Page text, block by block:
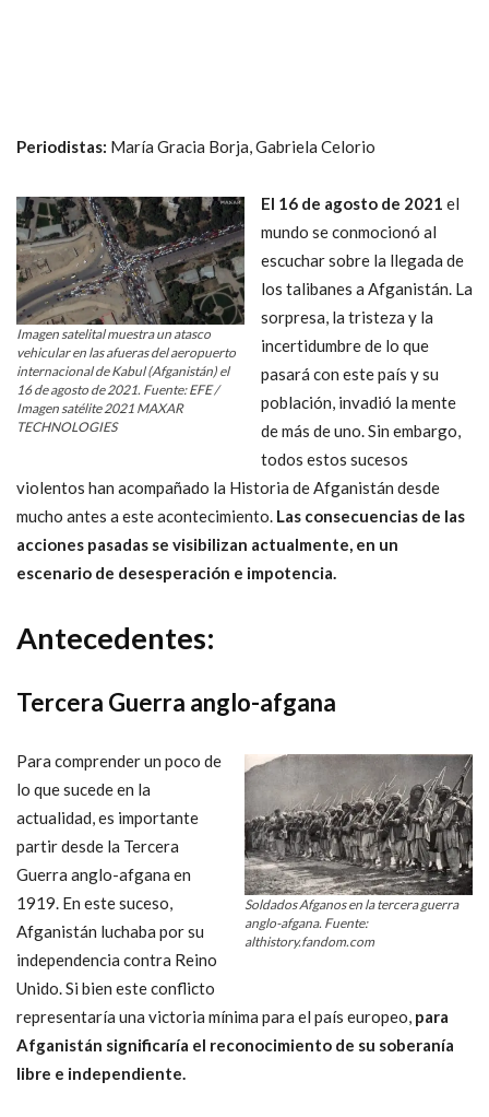
Periodistas: María Gracia Borja, Gabriela Celorio
Imagen satelital muestra un atasco
vehicular en las afueras del aeropuerto
internacional de Kabul (Afganistán) el
16 de agosto de 2021. Fuente: EFE /
Imagen satélite 2021 MAXAR
TECHNOLOGIES
El 16 de agosto de 2021 el
mundo se conmocionó al
escuchar sobre la llegada de
los talibanes a Afganistán. La
sorpresa, la tristeza y la
incertidumbre de lo que
pasará con este país y su
población, invadió la mente
de más de uno. Sin embargo,
todos estos sucesos
violentos han acompañado la Historia de Afganistán desde
mucho antes a este acontecimiento. Las consecuencias de las
acciones pasadas se visibilizan actualmente, en un
escenario de desesperación e impotencia.
Antecedentes:
Tercera Guerra anglo-afgana
Soldados Afganos en la tercera guerra
anglo-afgana. Fuente:
althistory.fandom.com
Para comprender un poco de
lo que sucede en la
actualidad, es importante
partir desde la Tercera
Guerra anglo-afgana en
1919. En este suceso,
Afganistán luchaba por su
independencia contra Reino
Unido. Si bien este conflicto
representaría una victoria mínima para el país europeo, para
Afganistán significaría el reconocimiento de su soberanía
libre e independiente.